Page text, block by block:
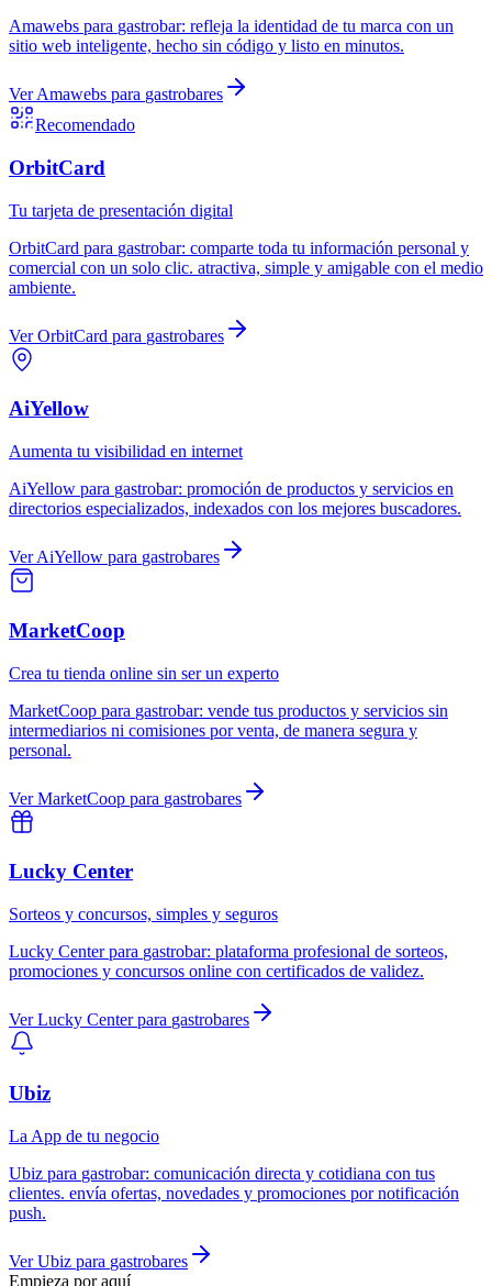
Amawebs para gastrobar: refleja la identidad de tu marca con un
sitio web inteligente, hecho sin código y listo en minutos.
VerAmawebs para gastrobares
Recomendado
OrbitCard
Tu tarjeta de presentación digital
OrbitCard para gastrobar: comparte toda tu información personal y
comercial con un solo clic. atractiva, simple y amigable con el medio
ambiente.
VerOrbitCard para gastrobares
AiYellow
Aumenta tu visibilidad en internet
AiYellow para gastrobar: promoción de productos y servicios en
directorios especializados, indexados con los mejores buscadores.
VerAiYellow para gastrobares
MarketCoop
Crea tu tienda online sin ser un experto
MarketCoop para gastrobar: vende tus productos y servicios sin
intermediarios ni comisiones por venta, de manera segura y
personal.
VerMarketCoop para gastrobares
Lucky Center
Sorteos y concursos, simples y seguros
Lucky Centerpara gastrobar: plataforma profesional de sorteos,
promociones y concursos online con certificados de validez.
VerLucky Centerpara gastrobares
Ubiz
La App de tu negocio
Ubiz para gastrobar: comunicación directa y cotidiana con tus
clientes. envía ofertas, novedades y promociones por notificación
push.
VerUbiz para gastrobares
Empieza por aquí